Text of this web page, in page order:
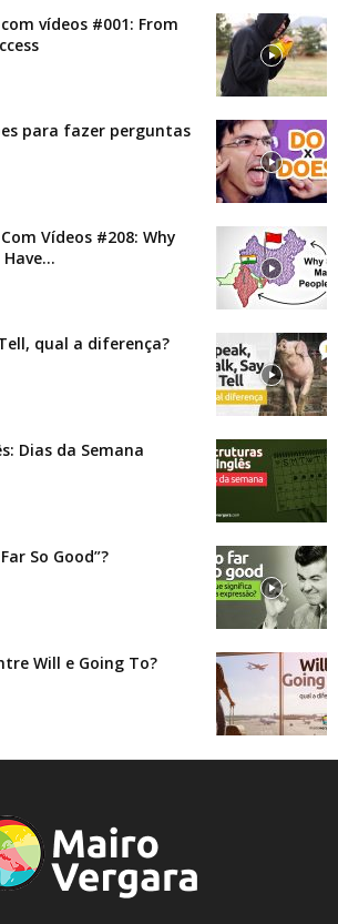
vídeos #001: From
para fazer perguntas
Vídeos #208: Why
qual a diferença?
Dias da Semana
So Good”?
Will e Going To?